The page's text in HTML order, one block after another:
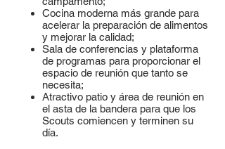
Cocina moderna más grande para
acelerar la preparación de alimentos
y mejorar la calidad;
Sala de conferencias y plataforma
de programas para proporcionar el
espacio de reunión que tanto se
necesita;
Atractivo patio y área de reunión en
el asta de la bandera para que los
Scouts comiencen y terminen su
día.